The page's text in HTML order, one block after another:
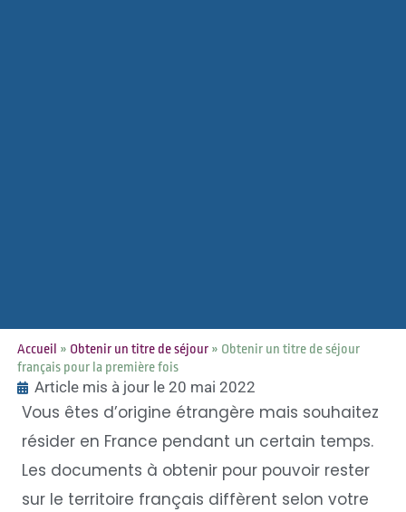
Accueil » Obtenir un titre de séjour» Obtenir un titre de séjour
français pour la première fois
Article mis à jour le 20 mai 2022
Vous êtes d’origine étrangère mais souhaitez
résider en France pendant un certain temps.
Les documents à obtenir pour pouvoir rester
sur le territoire français diffèrent selon votre